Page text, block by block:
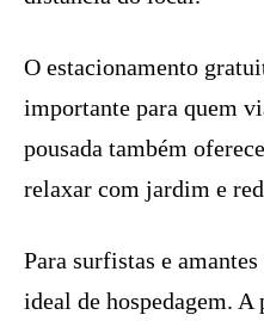
O estacionamento
importante para quem
pousada também
relaxar com jardim e
Para surfistas e
ideal de hospedagem. A